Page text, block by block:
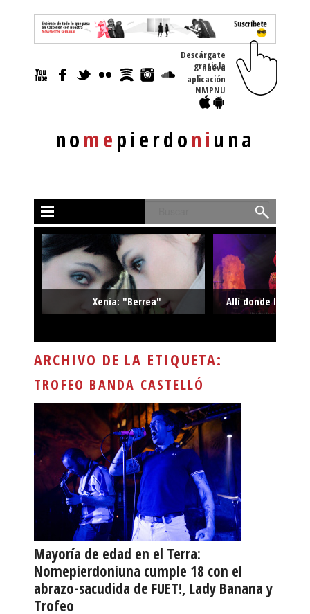
nomepierdoniuna
Descárgate
gratis la nueva
aplicación
NMPNU
Xenia: "Berrea" Allí donde la
ARCHIVO DE LA ETIQUETA:
TROFEO BANDA CASTELLÓ
Mayoría de edad en el Terra:
Nomepierdoniuna cumple 18 con el
abrazo-sacudida de FUET!, Lady Banana y
Trofeo